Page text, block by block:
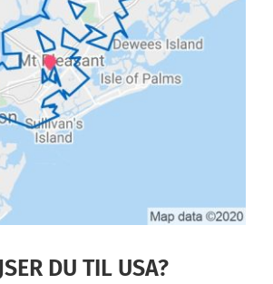
DU TIL USA?